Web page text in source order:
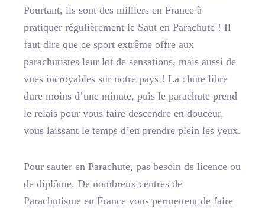
Pourtant, ils sont des milliers en France à
pratiquer régulièrement le Saut en Parachute ! Il
faut dire que ce sport extrême offre aux
parachutistes leur lot de sensations, mais aussi de
vues incroyables sur notre pays ! La chute libre
dure moins d’une minute, puis le parachute prend
le relais pour vous faire descendre en douceur,
vous laissant le temps d’en prendre plein les yeux.
Pour sauter en Parachute, pas besoin de licence ou
de diplôme. De nombreux centres de
Parachutisme en France vous permettent de faire